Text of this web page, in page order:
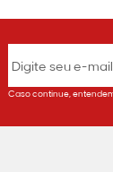
Caso continue,